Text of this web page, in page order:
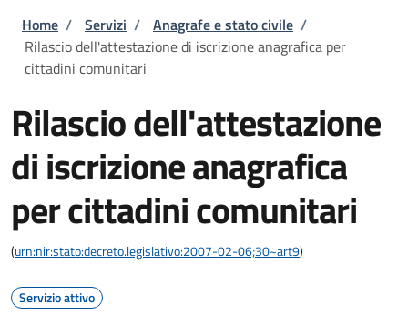
Briciole di pane
Home / Servizi / Anagrafe e stato civile /
Rilascio dell'attestazione di iscrizione anagrafica per
cittadini comunitari
Rilascio dell'attestazione
di iscrizione anagrafica
per cittadini comunitari
(urn:nir:stato:decreto.legislativo:2007-02-06;30~art9)
Servizio attivo